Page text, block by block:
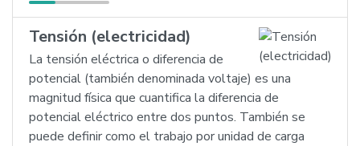
Tensión (electricidad)
La tensión eléctrica o diferencia de
potencial (también denominada voltaje) es una
magnitud física que cuantifica la diferencia de
potencial eléctrico entre dos puntos. También se
puede definir como el trabajo por unidad de carga